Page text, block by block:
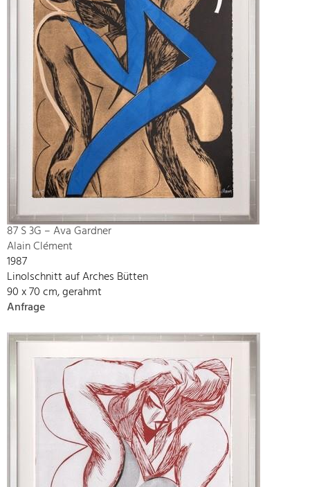
87 S 3G – Ava Gardner
Alain Clément
1987
Linolschnitt auf Arches Bütten
90 x 70 cm, gerahmt
Anfrage